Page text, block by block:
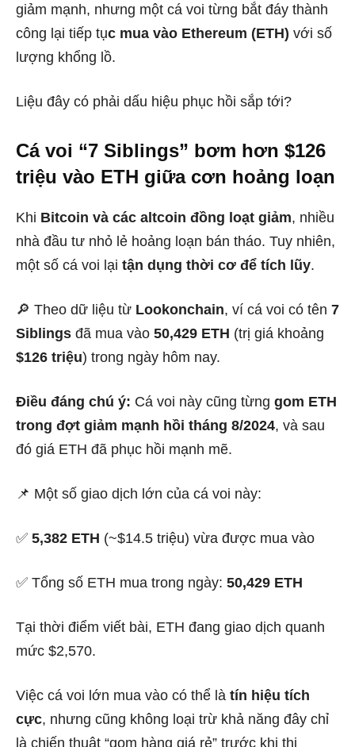
giảm mạnh, nhưng một cá voi từng bắt đáy thành
công lại tiếp tục mua vào Ethereum (ETH) với số
lượng khổng lồ.
Liệu đây có phải dấu hiệu phục hồi sắp tới?
Cá voi “7 Siblings” bơm hơn $126
triệu vào ETH giữa cơn hoảng loạn
Khi Bitcoin và các altcoin đồng loạt giảm, nhiều
nhà đầu tư nhỏ lẻ hoảng loạn bán tháo. Tuy nhiên,
một số cá voi lại tận dụng thời cơ để tích lũy.
🔎 Theo dữ liệu từ Lookonchain, ví cá voi có tên 7
Siblings đã mua vào 50,429 ETH (trị giá khoảng
$126 triệu) trong ngày hôm nay.
Điều đáng chú ý: Cá voi này cũng từng gom ETH
trong đợt giảm mạnh hồi tháng 8/2024, và sau
đó giá ETH đã phục hồi mạnh mẽ.
📌 Một số giao dịch lớn của cá voi này:
✅ 5,382 ETH (~$14.5 triệu) vừa được mua vào
✅ Tổng số ETH mua trong ngày: 50,429 ETH
Tại thời điểm viết bài, ETH đang giao dịch quanh
mức $2,570.
Việc cá voi lớn mua vào có thể là tín hiệu tích
cực, nhưng cũng không loại trừ khả năng đây chỉ
là chiến thuật “gom hàng giá rẻ” trước khi thị